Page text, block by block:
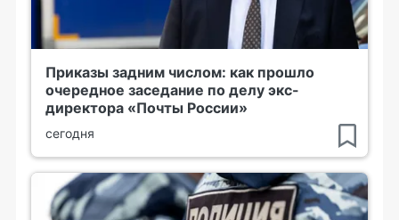
Приказы задним числом: как прошло
очередное заседание по делу экс-
директора «Почты России»
сегодня